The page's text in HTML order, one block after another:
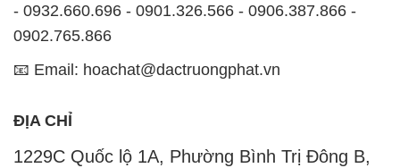
- 0932.660.696 - 0901.326.566 - 0906.387.866 -
0902.765.866
📧 Email: hoachat@dactruongphat.vn
ĐỊA CHỈ
1229C Quốc lộ 1A, Phường Bình Trị Đông B,